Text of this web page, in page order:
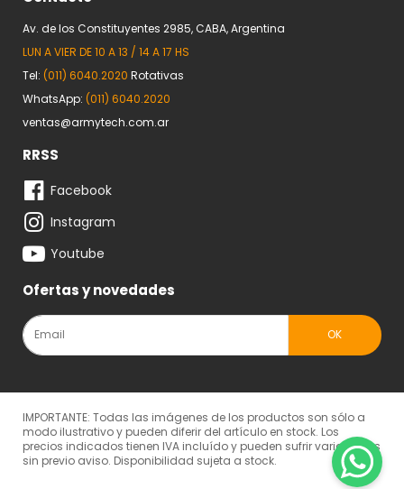
Av. de los Constituyentes 2985, CABA, Argentina
LUN A VIER DE 10 A 13 / 14 A 17 HS
Tel: (011) 6040.2020 Rotativas
WhatsApp: (011) 6040.2020
ventas@armytech.com.ar
RRSS
Facebook
Instagram
Youtube
Ofertas y novedades
IMPORTANTE: Todas las imágenes de los productos son sólo a
modo ilustrativo y pueden diferir del artículo en stock. Los
precios indicados tienen IVA incluído y pueden sufrir variaciones
sin previo aviso. Disponibilidad sujeta a stock.